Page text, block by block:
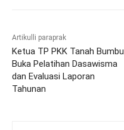
Artikulli paraprak
Ketua TP PKK Tanah Bumbu
Buka Pelatihan Dasawisma
dan Evaluasi Laporan
Tahunan